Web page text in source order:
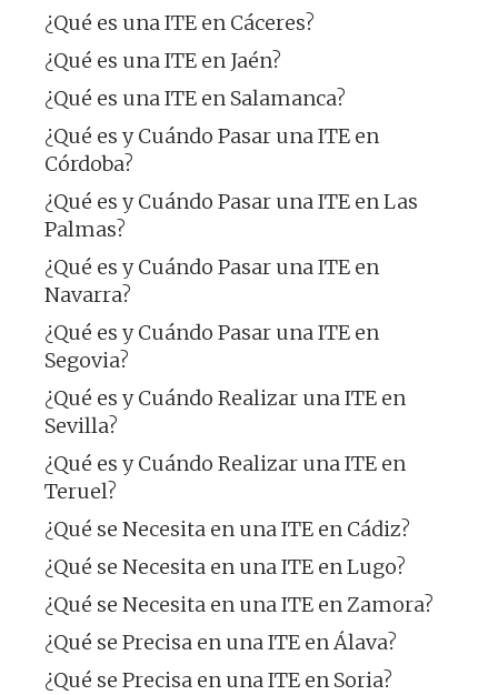
¿Qué es una ITE en Cáceres?
¿Qué es una ITE en Jaén?
¿Qué es una ITE en Salamanca?
¿Qué es y Cuándo Pasar una ITE en
Córdoba?
¿Qué es y Cuándo Pasar una ITE en Las
Palmas?
¿Qué es y Cuándo Pasar una ITE en
Navarra?
¿Qué es y Cuándo Pasar una ITE en
Segovia?
¿Qué es y Cuándo Realizar una ITE en
Sevilla?
¿Qué es y Cuándo Realizar una ITE en
Teruel?
¿Qué se Necesita en una ITE en Cádiz?
¿Qué se Necesita en una ITE en Lugo?
¿Qué se Necesita en una ITE en Zamora?
¿Qué se Precisa en una ITE en Álava?
¿Qué se Precisa en una ITE en Soria?